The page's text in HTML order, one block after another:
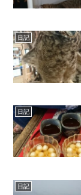
日記
日記
日記